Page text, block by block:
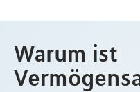
Warum ist